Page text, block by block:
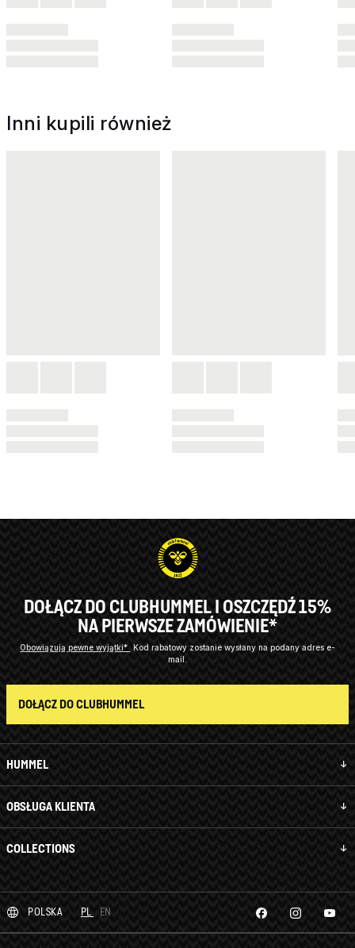
Inni kupili również
HUMMEL
OBSŁUGA KLIENTA
COLLECTIONS
DOŁĄCZ DO CLUBHUMMEL I OSZCZĘDŹ 15%
NA PIERWSZE ZAMÓWIENIE*
Obowiązują pewne wyjątki*
Kod rabatowy zostanie wysłany na podany adres e-
mail.
DOŁĄCZ DO CLUBHUMMEL
POLSKA PL EN